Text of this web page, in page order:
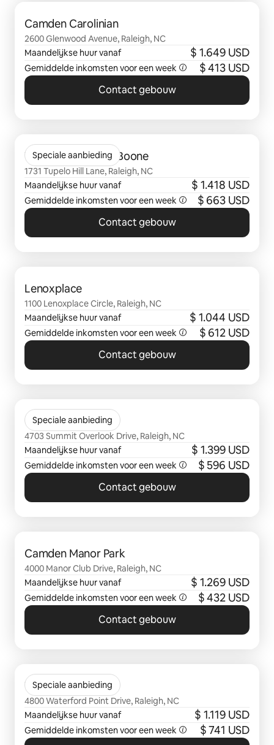
Camden Carolinian
2600 Glenwood Avenue, Raleigh, NC
Maandelijkse huur vanaf
$ 1.649 USD
Gemiddelde inkomsten voor een week $ 413 USD
Contact gebouw
Speciale aanbieding
The Marlowe Lake Boone
1731 Tupelo Hill Lane, Raleigh, NC
Maandelijkse huur vanaf
$ 1.418 USD
Gemiddelde inkomsten voor een week $ 663 USD
Contact gebouw
Lenoxplace
1100 Lenoxplace Circle, Raleigh, NC
Maandelijkse huur vanaf
$ 1.044 USD
Gemiddelde inkomsten voor een week $ 612 USD
Contact gebouw
Speciale aanbieding
Camden Overlook
4703 Summit Overlook Drive, Raleigh, NC
Maandelijkse huur vanaf
$ 1.399 USD
Gemiddelde inkomsten voor een week $ 596 USD
Contact gebouw
Camden Manor Park
4000 Manor Club Drive, Raleigh, NC
Maandelijkse huur vanaf
$ 1.269 USD
Gemiddelde inkomsten voor een week $ 432 USD
Contact gebouw
Speciale aanbieding
The Riley
4800 Waterford Point Drive, Raleigh, NC
Maandelijkse huur vanaf
$ 1.119 USD
Gemiddelde inkomsten voor een week $ 741 USD